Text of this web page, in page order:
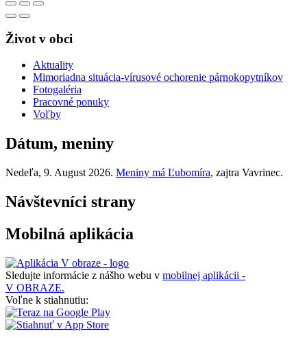
Život v obci
Aktuality
Mimoriadna situácia-vírusové ochorenie párnokopytníkov
Fotogaléria
Pracovné ponuky
Voľby
Dátum, meniny
Nedeľa, 9. August 2026. Meniny má Ľubomíra, zajtra Vavrinec.
Návštevníci strany
Mobilná aplikácia
Sledujte informácie z nášho webu v mobilnej aplikácii -
V OBRAZE.
Voľne k stiahnutiu: